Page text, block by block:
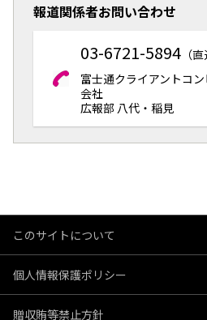
報道関係者お問い合わせ
03-6721-5894 （直
富士通クライアントコ
会社
広報部 八代・稲見
このサイトについて
個人情報保護ポリシー
贈収賄等禁止方針